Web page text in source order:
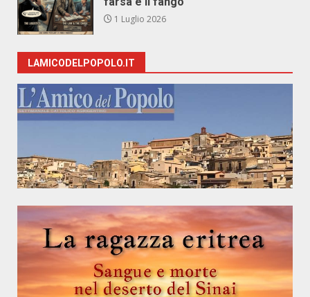
1 Luglio 2026
LAMICODELPOPOLO.IT